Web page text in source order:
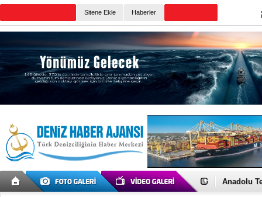
Sitene Ekle Haberler
İnsansız
Anadolu
Derince,